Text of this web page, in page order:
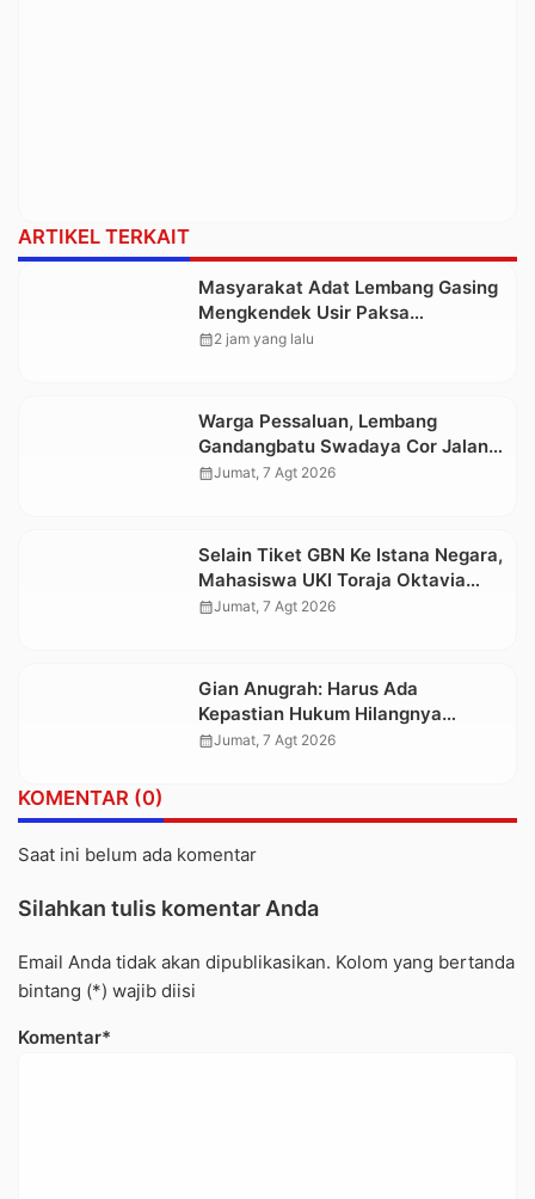
ARTIKEL TERKAIT
Masyarakat Adat Lembang Gasing
Mengkendek Usir Paksa
Penggarap yang Rusak Kawasan
calendar_month2 jam yang lalu
Warga Pessaluan, Lembang
Gandangbatu Swadaya Cor Jalan
Kabupaten
calendar_monthJumat, 7 Agt 2026
Selain Tiket GBN Ke Istana Negara,
Mahasiswa UKI Toraja Oktavia
juga Lolos ke Pekan Seni
calendar_monthJumat, 7 Agt 2026
Gian Anugrah: Harus Ada
Kepastian Hukum Hilangnya
Stoner, Agar Keluarga tidak Larut
calendar_monthJumat, 7 Agt 2026
KOMENTAR (0)
Saat ini belum ada komentar
Silahkan tulis komentar Anda
Email Anda tidak akan dipublikasikan. Kolom yang bertanda
bintang (*) wajib diisi
Komentar*